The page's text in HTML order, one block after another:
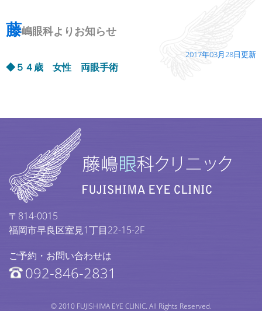
藤嶋眼科よりお知らせ
2017年03月28日更新
◆５４歳 女性 両眼手術
〒814-0015
福岡市早良区室見1丁目22-15-2F
ご予約・お問い合わせは
092-846-2831
© 2010 FUJISHIMA EYE CLINIC. All Rights Reserved.